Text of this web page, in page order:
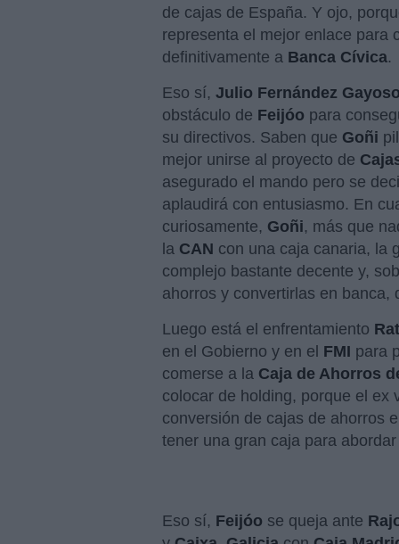
de cajas de España. Y ojo,
representa el mejor enlace para
definitivamente a Banca Cívica.
Eso sí, Julio Fernández Gayoso
obstáculo de Feijóo para
su directivos. Saben que Goñi
mejor unirse al proyecto de
asegurado el mando pero se
aplaudirá con entusiasmo. En
curiosamente, Goñi, más que
la CAN con una caja canaria, la
complejo bastante decente y,
ahorros y convertirlas en banca,
Luego está el enfrentamiento
en el Gobierno y en el FMI para
comerse a la Caja de Ahorros
colocar de holding, porque el ex
conversión de cajas de ahorros
tener una gran caja para
Eso sí, Feijóo se queja ante